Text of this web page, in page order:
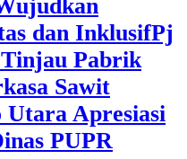
dan InklusifPj
Pabrik
Sawit
Apresiasi
PUPR